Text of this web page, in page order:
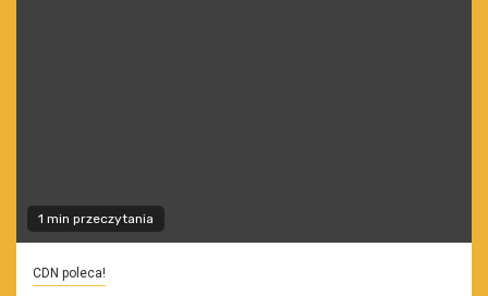
1 min przeczytania
CDN poleca!